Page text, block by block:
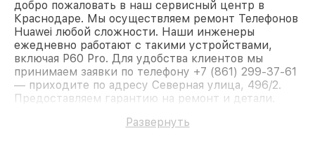
добро пожаловать в наш сервисный центр в
Краснодаре. Мы осуществляем ремонт Телефонов
Huawei любой сложности. Наши инженеры
ежедневно работают с такими устройствами,
включая P60 Pro. Для удобства клиентов мы
принимаем заявки по телефону +7 (861) 299-37-61
— приходите по адресу Северная улица, 496/2.
Предоставляем гарантию на ремонт и детали.
Развернуть